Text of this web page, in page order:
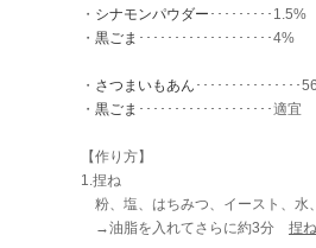
・ シナモンパウダー ･････････1.5%
・ 黒ごま ･･･････････････････4%
・ さつまいもあん ･･･････････････
・ 黒ごま ･･･････････････････適宜
【作り方】
1.捏ね
粉、塩、はちみつ、イースト、水
→油脂を入れてさらに約3分 捏